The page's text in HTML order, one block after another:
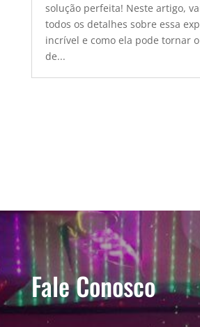
solução perfeita! Neste artigo,
todos os detalhes sobre essa
incrível e como ela pode tornar
de...
Fale Conosco